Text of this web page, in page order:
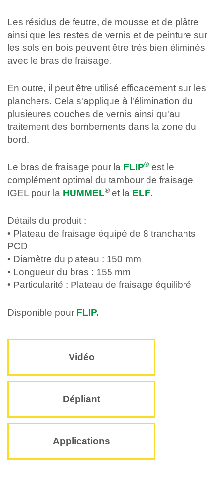
Les résidus de feutre, de mousse et de plâtre
ainsi que les restes de vernis et de peinture sur
les sols en bois peuvent être très bien éliminés
avec le bras de fraisage.
En outre, il peut être utilisé efficacement sur les
planchers. Cela s'applique à l'élimination du
plusieures couches de vernis ainsi qu'au
traitement des bombements dans la zone du
bord.
Le bras de fraisage pour la FLIP® est le
complément optimal du tambour de fraisage
IGEL pour la HUMMEL® et la ELF.
Détails du produit :
• Plateau de fraisage équipé de 8 tranchants
PCD
• Diamètre du plateau : 150 mm
• Longueur du bras : 155 mm
• Particularité : Plateau de fraisage équilibré
Disponible pour FLIP.
Vidéo
Dépliant
Applications